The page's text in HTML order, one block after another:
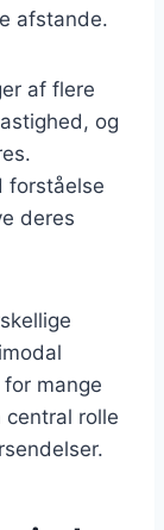
afstande.
af flere
og
forståelse
deres
mange
central rolle